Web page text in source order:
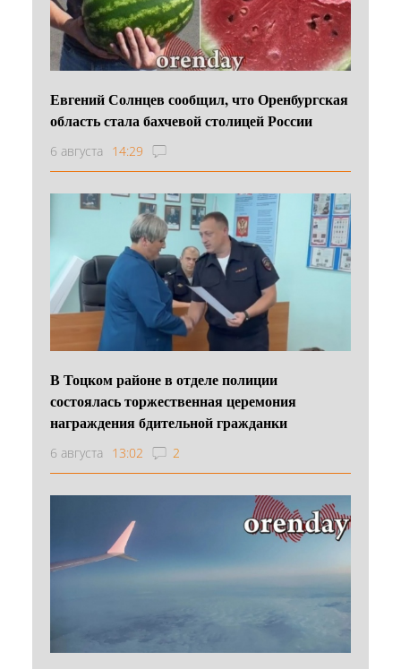
Евгений Солнцев сообщил, что Оренбургская
область стала бахчевой столицей России
6 августа 14:29
В Тоцком районе в отделе полиции
состоялась торжественная церемония
награждения бдительной гражданки
6 августа 13:02 2